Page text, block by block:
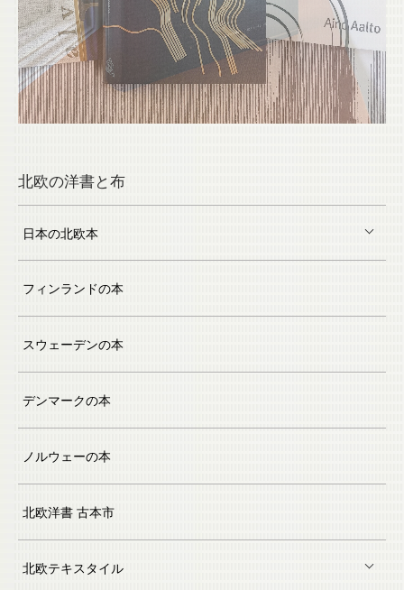
北欧の洋書と布
日本の北欧本
フィンランドの本
スウェーデンの本
デンマークの本
ノルウェーの本
北欧洋書 古本市
北欧テキスタイル